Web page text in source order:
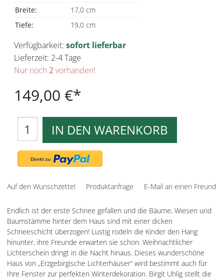
Breite:
17,0 cm
Tiefe:
19,0 cm
Verfügbarkeit: sofort lieferbar
Lieferzeit: 2-4 Tage
Nur noch 2vorhanden!
149,00 €
IN DEN WARENKORB
Auf den Wunschzettel Produktanfrage E-Mail an einen Freund
Endlich ist der erste Schnee gefallen und die Bäume, Wiesen und
Baumstämme hinter dem Haus sind mit einer dicken
Schneeschicht überzogen! Lustig rodeln die Kinder den Hang
hinunter, ihre Freunde erwarten sie schon. Weihnachtlicher
Lichterschein dringt in die Nacht hinaus. Dieses wunderschöne
Haus von „Erzgebirgische Lichterhäuser“ wird bestimmt auch für
Ihre Fenster zur perfekten Winterdekoration. Birgit Uhlig stellt die